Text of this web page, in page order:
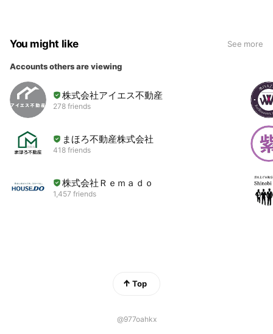
You might like See more
Accounts others are viewing
株式会社アイエス不動産
278 friends
まほろ不動産株式会社
418 friends
株式会社Ｒｅｍａｄｏ
1,457 friends
Top
@977oahkx